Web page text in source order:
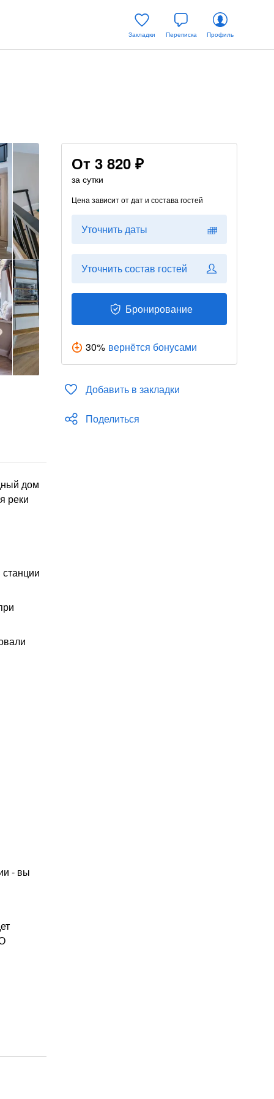
Закладки Переписка Профиль
От 3 820 ₽
за сутки
Цена зависит от дат и состава гостей
Уточнить даты
Уточнить состав гостей
Бронирование
30% вернётся бонусами
Добавить в закладки
Поделиться
дом
реки
- вы